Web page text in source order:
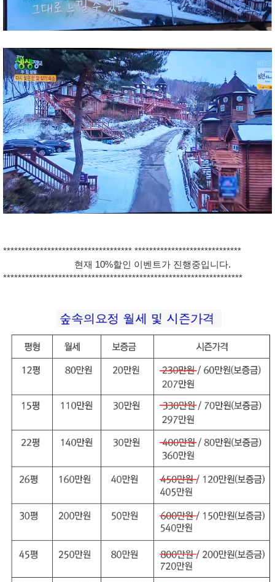
*********************************** *****************************
현재 10%할인 이벤트가 진행중입니다.
*****************************************************************